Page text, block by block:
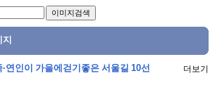
·연인이 가을에걷기좋은 서울길 10선 더보기